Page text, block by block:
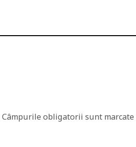
Câmpurile obligatorii sunt marcate